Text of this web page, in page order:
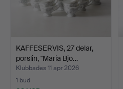
KAFFESERVIS, 27 delar,
porslin, "Maria Bjö…
Klubbades 11 apr 2026
1 bud